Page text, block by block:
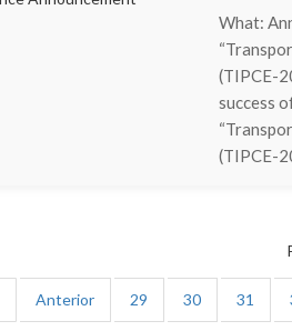
What:
(TIPCE-
success
(TIPCE-
Anterior 29 30 31